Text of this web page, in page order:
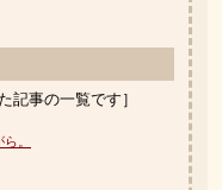
記事の一覧です］
。